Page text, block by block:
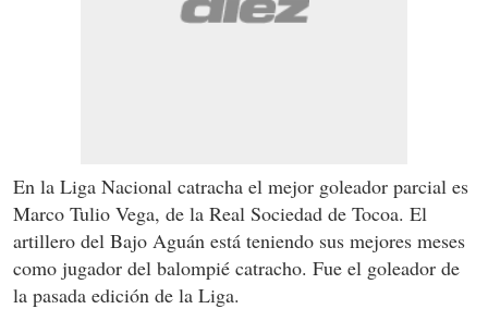
En la Liga Nacional catracha el mejor goleador parcial es
Marco Tulio Vega, de la Real Sociedad de Tocoa. El
artillero del Bajo Aguán está teniendo sus mejores meses
como jugador del balompié catracho. Fue el goleador de
la pasada edición de la Liga.